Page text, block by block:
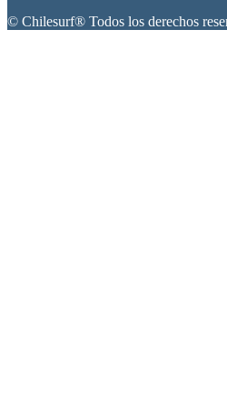
© Chilesurf® Todos los derechos